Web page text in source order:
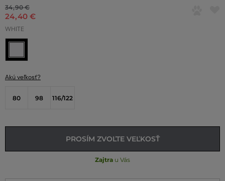
34,90 €
24,40 €
WHITE
Akú veľkosť?
80 98 116/122
PROSÍM ZVOĽTE VEĽKOSŤ
Zajtra u Vás